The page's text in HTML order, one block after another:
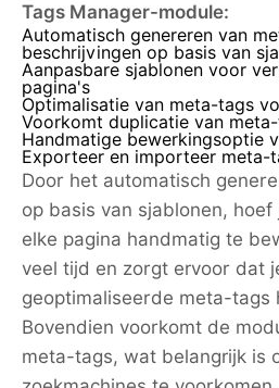
Tags Manager-module:
Automatisch genereren van
beschrijvingen op basis van
Aanpasbare sjablonen voor
pagina's
Optimalisatie van meta-tags
Voorkomt duplicatie van
Handmatige bewerkingsoptie
Exporteer en importeer meta-
Door het automatisch
op basis van sjablonen,
elke pagina handmatig te
veel tijd en zorgt ervoor dat
geoptimaliseerde meta-tags
Bovendien voorkomt de
meta-tags, wat belangrijk is